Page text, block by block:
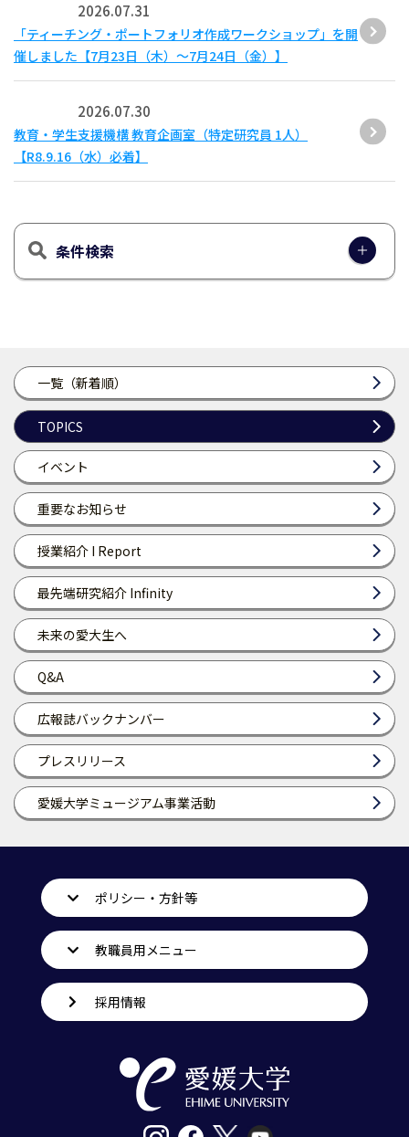
一覧（新着順）
TOPICS
イベント
重要なお知らせ
授業紹介 I Report
最先端研究紹介 Infinity
未来の愛大生へ
Q&A
広報誌バックナンバー
プレスリリース
愛媛大学ミュージアム事業活動
2026.07.31
「ティーチング・ポートフォリオ作成ワークショップ」を開
催しました【7月23日（木）～7月24日（金）】
2026.07.30
教育・学生支援機構 教育企画室（特定研究員 1人）
【R8.9.16（水）必着】
条件検索
ポリシー・方針等
教職員用メニュー
採用情報